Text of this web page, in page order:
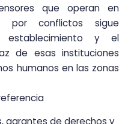
que operan en
por conflictos sigue
y el
de esas instituciones
humanos en las zonas
garantes de derechos y